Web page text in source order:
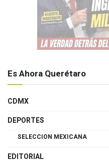
Es Ahora Querétaro
CDMX
DEPORTES
SELECCION MEXICANA
EDITORIAL